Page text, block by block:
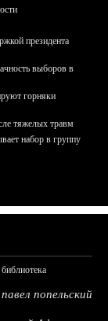
президента
выборов в
горняки
тяжелых травм
набор в группу
павел попельский